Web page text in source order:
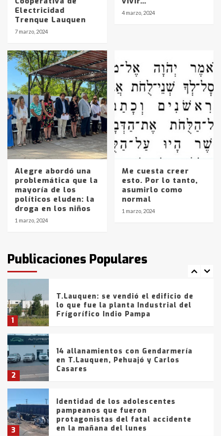
Electricidad
Trenque Lauquen
7 marzo, 2024
4 marzo, 2024
Alegre abordó una
problemática que la
mayoría de los
políticos eluden: la
droga en los niños
1 marzo, 2024
Me cuesta creer
esto. Por lo tanto,
asumirlo como
normal
1 marzo, 2024
Publicaciones Populares
Identidad de los adolescentes
pampeanos que fueron
4
Accidente en Ruta 5: falleció un
joven de Trenque Lauquen
5
Los precios de los combustibles en
La Pampa, desde YPF hasta Axion
entre 857 a 1338 pesos
6
La Bolsa de Cereales de Bahía
Blanca anticipa que Agosto vendrá
con lluvias y heladas, en gran parte
de la provincia
fueron detenidos por
comercialización de drogas en la
tarde del sábado
1
T.Lauquen: se vendió el edificio de
lo que fue la planta Industrial del
Frígorífico Indio Pampa
2
14 allanamientos con Gendarmería
en T.Lauquen, Pehuajó y Carlos
Casares
3
Identidad de los adolescentes
pampeanos que fueron
protagonistas del fatal accidente
en la mañana del lunes